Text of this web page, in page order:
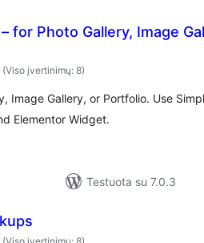
for Photo Gallery, Image
(Viso įvertinimų: 8)
Image Gallery, or Portfolio. Use
Elementor Widget.
Testuota su 7.0.3